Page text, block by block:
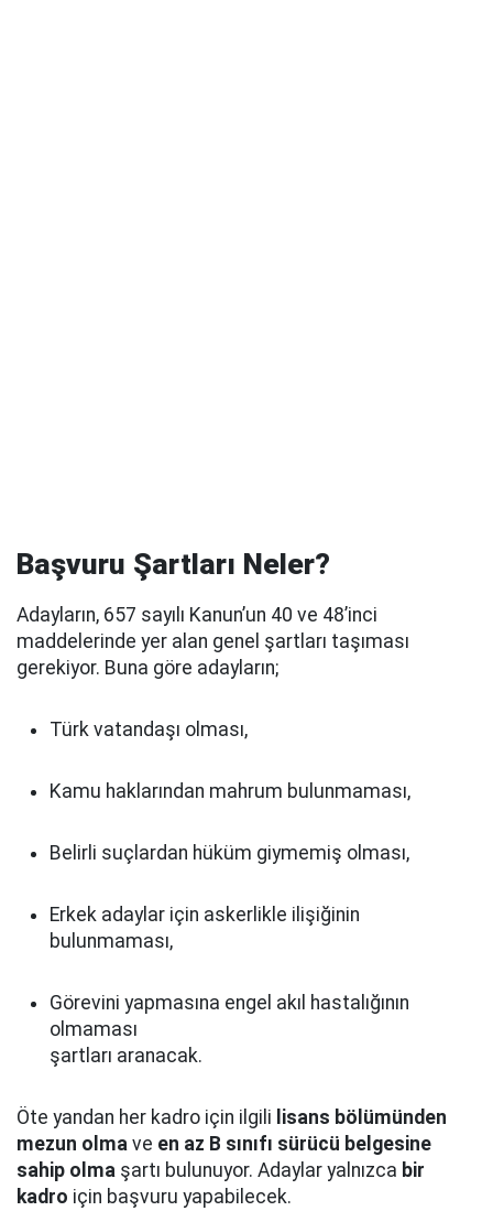
Başvuru Şartları Neler?
Adayların, 657 sayılı Kanun’un 40 ve 48’inci
maddelerinde yer alan genel şartları taşıması
gerekiyor. Buna göre adayların;
Türk vatandaşı olması,
Kamu haklarından mahrum bulunmaması,
Belirli suçlardan hüküm giymemiş olması,
Erkek adaylar için askerlikle ilişiğinin
bulunmaması,
Görevini yapmasına engel akıl hastalığının
olmaması
şartları aranacak.
Öte yandan her kadro için ilgili lisans bölümünden
mezun olma ve en az B sınıfı sürücü belgesine
sahip olma şartı bulunuyor. Adaylar yalnızca bir
kadro için başvuru yapabilecek.